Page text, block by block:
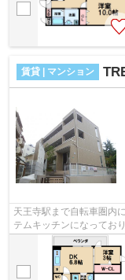
賃貸 | マンション
天王寺駅まで自転車圏内に
テムキッチンになってお
収納も豊富！